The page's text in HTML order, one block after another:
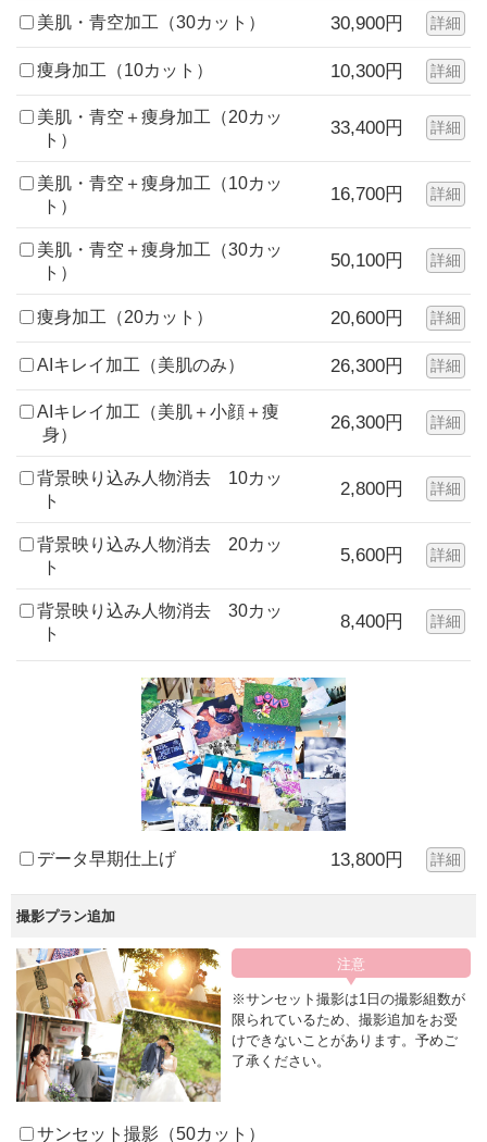
美肌・青空加工（30カット） 30,900円 詳細
痩身加工（10カット） 10,300円 詳細
美肌・青空＋痩身加工（20カッ
ト）
33,400円 詳細
美肌・青空＋痩身加工（10カッ
ト）
16,700円 詳細
美肌・青空＋痩身加工（30カッ
ト）
50,100円 詳細
痩身加工（20カット） 20,600円 詳細
AIキレイ加工（美肌のみ） 26,300円 詳細
AIキレイ加工（美肌＋小顔＋痩
身）
26,300円 詳細
背景映り込み人物消去 10カッ
ト
2,800円 詳細
背景映り込み人物消去 20カッ
ト
5,600円 詳細
背景映り込み人物消去 30カッ
ト
8,400円 詳細
データ早期仕上げ 13,800円 詳細
撮影プラン追加
※サンセット撮影は1日の撮影組数が
限られているため、撮影追加をお受
けできないことがあります。予めご
了承ください。
サンセット撮影（50カット）